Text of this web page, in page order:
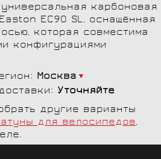
карбоновая
EC90 SL, оснащённая
которая совместима
конфигурациями
Москва
Уточняйте
другие варианты
для велосипедов,